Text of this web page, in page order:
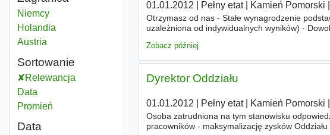
Niemcy
Holandia
Austria
Sortowanie
Relewancja
Data
Promień
Data
01.01.2012 Pełny etat| Kamień Pomorski
Otrzymasz od nas - Stałe wynagrodzenie
uzależniona od indywidualnych wyników) -
Zobacz później
Dyrektor Oddziału
01.01.2012 Pełny etat| Kamień Pomorski
Osoba zatrudniona na tym stanowisku
pracowników - maksymalizację zysków